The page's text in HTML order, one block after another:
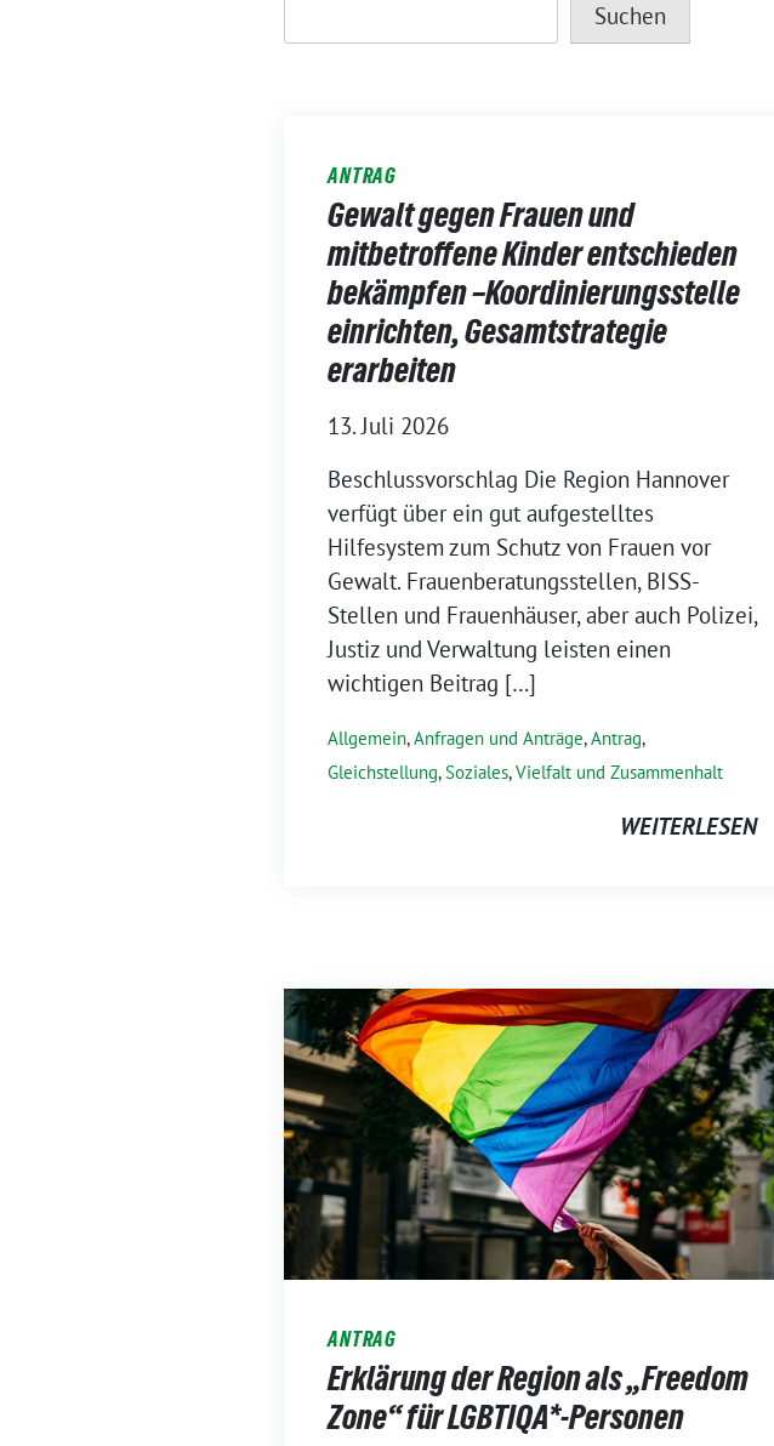
Suchen
ANTRAG
Gewalt gegen Frauen und
mitbetroffene Kinder entschieden
bekämpfen –Koordinierungsstelle
einrichten, Gesamtstrategie
erarbeiten
13. Juli 2026
Beschlussvorschlag Die Region Hannover
verfügt über ein gut aufgestelltes
Hilfesystem zum Schutz von Frauen vor
Gewalt. Frauenberatungsstellen, BISS-
Stellen und Frauenhäuser, aber auch Polizei,
Justiz und Verwaltung leisten einen
wichtigen Beitrag […]
Allgemein,Anfragen und Anträge,Antrag,
Gleichstellung,Soziales,Vielfalt und Zusammenhalt
WEITERLESEN
ANTRAG
Erklärung der Region als „Freedom
Zone“ für LGBTIQA*-Personen